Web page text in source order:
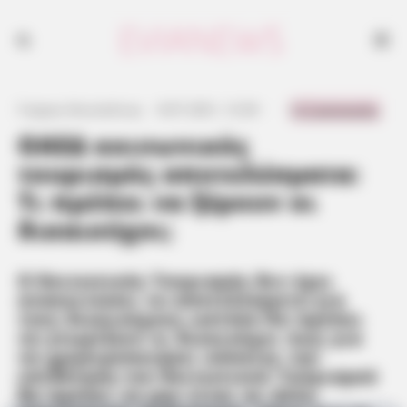
ΟΑΕΔ κοινωνικός
τουρισμός αποτελέσματα:
Τι πρέπει να ξέρουν οι
δικαιούχοι;
Ο Κοινωνικός Τουρισμός δεν έχει
ανακοινώσει τα αποτελέσματα για
τους δικαιούχους ωστόσο θα πρέπει
να χρησιμοποιήσει κάποιος την
επιδότηση του Κοινωνικού Τουρισμού
θα πρέπει να μην είναι σε άλλο